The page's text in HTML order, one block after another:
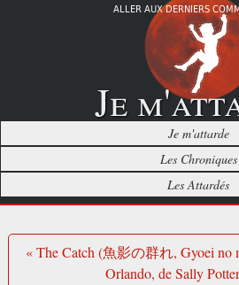
ALLER AUX DERNIERS
Je
Je m'attarde
Les Chroniques
Les Attardés
« The Catch (魚影の群れ, Gyoei no
Orlando, de Sally